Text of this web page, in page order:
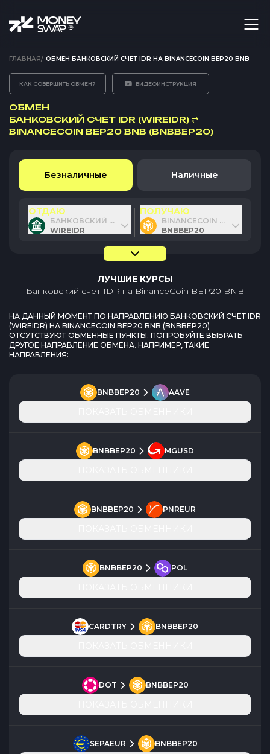
ГЛАВНАЯ/ ОБМЕН БАНКОВСКИЙ СЧЕТ IDR НА BINANCECOIN BEP20 BNB
КАК СОВЕРШИТЬ ОБМЕН? ВИДЕОИНСТРУКЦИЯ
ОБМЕН
БАНКОВСКИЙ СЧЕТ IDR (WIREIDR) ⇄
BINANCECOIN BEP20 BNB (BNBBEP20)
Безналичные Наличные
ОТДАЮ
БАНКОВСКИЙ СЧЕТ IDR
WIREIDR
ПОЛУЧАЮ
BINANCECOIN BEP20 BNB
BNBBEP20
ЛУЧШИЕ КУРСЫ
Банковский счет IDR на BinanceCoin BEP20 BNB
НА ДАННЫЙ МОМЕНТ ПО НАПРАВЛЕНИЮ БАНКОВСКИЙ СЧЕТ IDR
(WIREIDR) НА BINANCECOIN BEP20 BNB (BNBBEP20)
ОТСУТСТВУЮТ ОБМЕННЫЕ ПУНКТЫ. ПОПРОБУЙТЕ ВЫБРАТЬ
ДРУГОЕ НАПРАВЛЕНИЕ ОБМЕНА. НАПРИМЕР, ТАКИЕ
НАПРАВЛЕНИЯ:
BNBBEP20 AAVE
BNBBEP20 MGUSD
BNBBEP20 PNREUR
BNBBEP20 POL
CARDTRY BNBBEP20
DOT BNBBEP20
SEPAEUR BNBBEP20